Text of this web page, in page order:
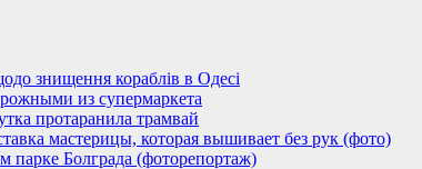
знищення кораблів в Одесі
из супермаркета
протаранила трамвай
мастерицы, которая вышивает без рук (фото)
парке Болграда (фоторепортаж)